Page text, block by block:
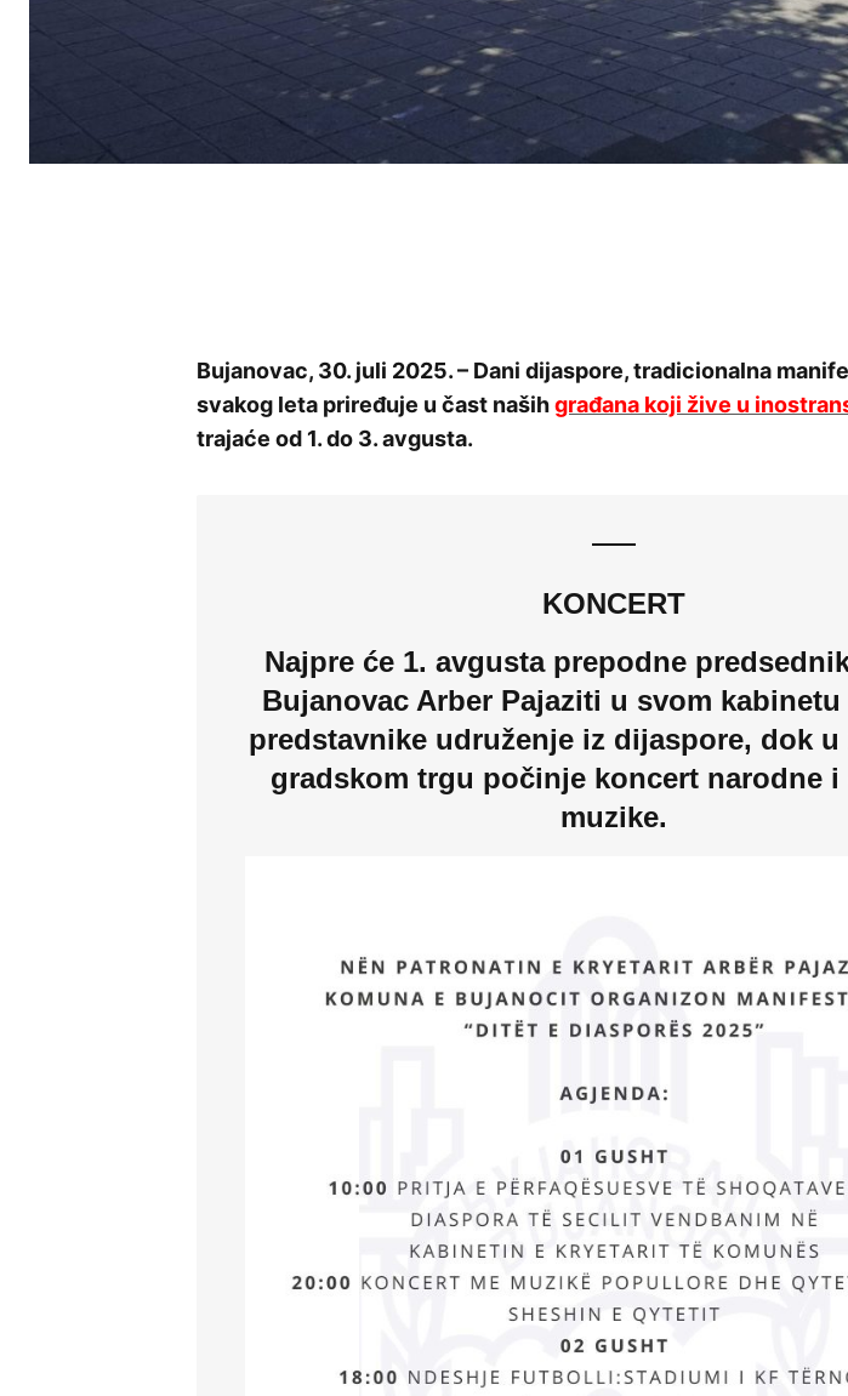
Bujanovac, 30. juli 2025. – Dani dijaspore, tradicionalna
svakog leta priređuje u čast našihgrađana koji žive u
trajaće od 1. do 3. avgusta.
KONCERT
Najpre će 1. avgusta prepodne
Bujanovac Arber Pajaziti u svom kabinetu
predstavnike udruženje iz dijaspore, dok u
gradskom trgu počinje koncert narodne i
muzike.